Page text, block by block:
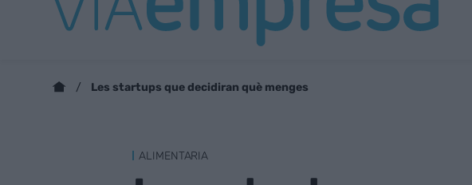
Les startups que decidiran què menges
ALIMENTARIA